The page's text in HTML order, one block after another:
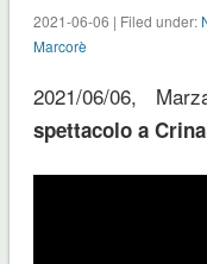
2021-06-06 | Filed under:
Marcorè
2021/06/06,
spettacolo a